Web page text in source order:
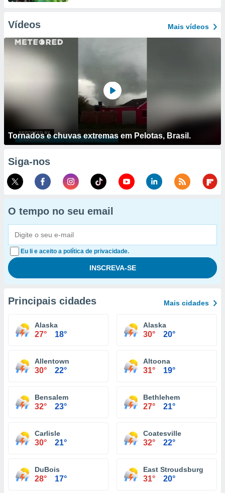
Vídeos Mais vídeos
Tornados e chuvas extremas em Pelotas, Brasil.
Siga-nos
O tempo no seu email
Eu li e aceito a política de privacidade.
Principais cidades Mais cidades
Alaska
27° 18°
Alaska
30° 20°
Allentown
30° 22°
Altoona
31° 19°
Bensalem
32° 23°
Bethlehem
27° 21°
Carlisle
30° 21°
Coatesville
32° 22°
DuBois
28° 17°
East Stroudsburg
31° 20°